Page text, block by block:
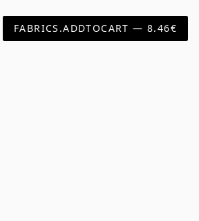
FABRICS.ADDTOCART — 8.46€